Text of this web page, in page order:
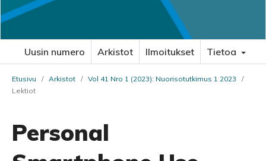
Uusin numero Arkistot Ilmoitukset Tietoa
Etusivu / Arkistot / Vol 41 Nro 1 (2023): Nuorisotutkimus 1 2023
/
Lektiot
Personal